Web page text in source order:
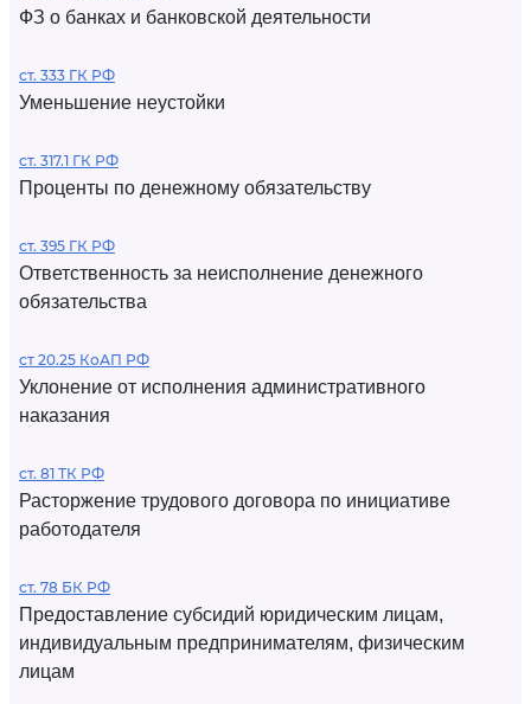
ФЗ о банках и банковской деятельности
ст. 333 ГК РФ
Уменьшение неустойки
ст. 317.1 ГК РФ
Проценты по денежному обязательству
ст. 395 ГК РФ
Ответственность за неисполнение денежного
обязательства
ст 20.25 КоАП РФ
Уклонение от исполнения административного
наказания
ст. 81 ТК РФ
Расторжение трудового договора по инициативе
работодателя
ст. 78 БК РФ
Предоставление субсидий юридическим лицам,
индивидуальным предпринимателям, физическим
лицам